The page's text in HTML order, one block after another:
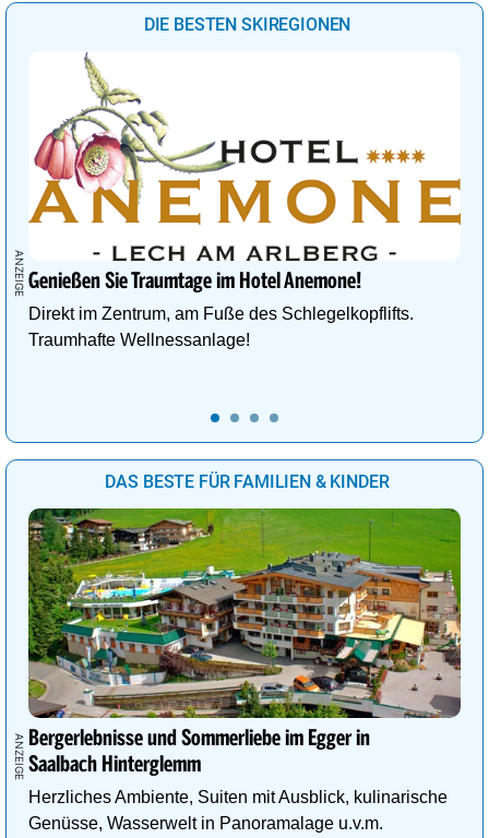
DIE BESTEN SKIREGIONEN
Genießen Sie Traumtage im Hotel Anemone!
Direkt im Zentrum, am Fuße des Schlegelkopflifts.
Traumhafte Wellnessanlage!
DAS BESTE FÜR FAMILIEN & KINDER
Bergerlebnisse und Sommerliebe im Egger in
Saalbach Hinterglemm
Herzliches Ambiente, Suiten mit Ausblick, kulinarische
Genüsse, Wasserwelt in Panoramalage u.v.m.